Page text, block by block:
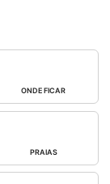
ONDE FICAR
PRAIAS